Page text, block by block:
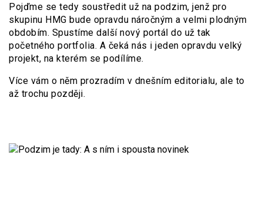
Pojďme se tedy soustředit už na podzim, jenž pro
skupinu HMG bude opravdu náročným a velmi plodným
obdobím. Spustíme další nový portál do už tak
početného portfolia. A čeká nás i jeden opravdu velký
projekt, na kterém se podílíme.
Více vám o něm prozradím v dnešním editorialu, ale to
až trochu později.